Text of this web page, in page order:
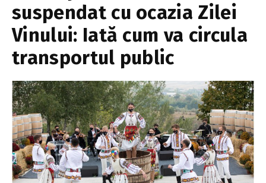
suspendat cu ocazia Zilei
Vinului: Iată cum va circula
transportul public